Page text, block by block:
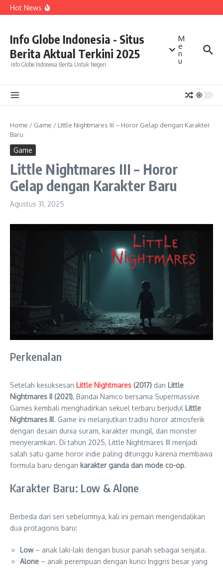
Lewati ke konten
Hot News
di Daerah dengan Angka Stunting Tinggi
Jadi Perhatian
Kuasa Hukum Tegaskan Tidak Ada Laporan Polisi dari
Sarwendah terhadap Betrand Peto
Info Globe Indonesia - Situs
Berita Aktual Terkini 2025
Info Globe Indonesia Berita Untuk Negeri
M
e
n
u
Home / Game / Little Nightmares III – Horor Gelap dengan Karakter
Baru
Game
Little Nightmares III – Horor
Gelap dengan Karakter Baru
Agustus 31, 2025
Perkenalan
Setelah kesuksesan Little Nightmares (2017) dan Little
Nightmares II (2021), Bandai Namco bersama Supermassive
Games kembali menghadirkan sekuel terbaru berjudul Little
Nightmares III. Game ini melanjutkan tradisi horor atmosferik
dengan desain dunia suram, karakter mungil, dan monster
menyeramkan. Di tahun 2025, Little Nightmares III menjadi
salah satu game horor indie paling ditunggu karena membawa
formula baru dengan karakter ganda dan mode co-op.
Karakter Baru: Low & Alone
Berbeda dari seri sebelumnya, kali ini pemain mengendalikan
dua protagonis baru:
Low– anak laki-laki dengan busur panah sebagai senjata.
Alone – anak perempuan dengan kunci Inggris besar yang